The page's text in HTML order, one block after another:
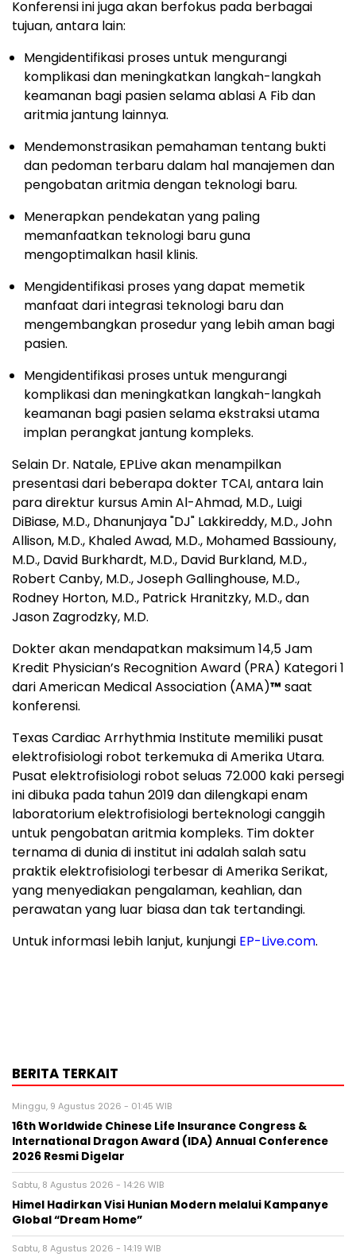
Konferensi ini juga akan berfokus pada berbagai
tujuan, antara lain:
Mengidentifikasi proses untuk mengurangi
komplikasi dan meningkatkan langkah-langkah
keamanan bagi pasien selama ablasi A Fib dan
aritmia jantung lainnya.
Mendemonstrasikan pemahaman tentang bukti
dan pedoman terbaru dalam hal manajemen dan
pengobatan aritmia dengan teknologi baru.
Menerapkan pendekatan yang paling
memanfaatkan teknologi baru guna
mengoptimalkan hasil klinis.
Mengidentifikasi proses yang dapat memetik
manfaat dari integrasi teknologi baru dan
mengembangkan prosedur yang lebih aman bagi
pasien.
Mengidentifikasi proses untuk mengurangi
komplikasi dan meningkatkan langkah-langkah
keamanan bagi pasien selama ekstraksi utama
implan perangkat jantung kompleks.
Selain Dr. Natale, EPLive akan menampilkan
presentasi dari beberapa dokter TCAI, antara lain
para direktur kursus Amin Al-Ahmad, M.D., Luigi
DiBiase, M.D., Dhanunjaya "DJ" Lakkireddy, M.D., John
Allison, M.D., Khaled Awad, M.D., Mohamed Bassiouny,
M.D., David Burkhardt, M.D., David Burkland, M.D.,
Robert Canby, M.D., Joseph Gallinghouse, M.D.,
Rodney Horton, M.D., Patrick Hranitzky, M.D., dan
Jason Zagrodzky, M.D.
Dokter akan mendapatkan maksimum 14,5 Jam
Kredit Physician’s Recognition Award (PRA) Kategori 1
dari American Medical Association (AMA)™ saat
konferensi.
Texas Cardiac Arrhythmia Institute memiliki pusat
elektrofisiologi robot terkemuka di Amerika Utara.
Pusat elektrofisiologi robot seluas 72.000 kaki persegi
ini dibuka pada tahun 2019 dan dilengkapi enam
laboratorium elektrofisiologi berteknologi canggih
untuk pengobatan aritmia kompleks. Tim dokter
ternama di dunia di institut ini adalah salah satu
praktik elektrofisiologi terbesar di Amerika Serikat,
yang menyediakan pengalaman, keahlian, dan
perawatan yang luar biasa dan tak tertandingi.
Untuk informasi lebih lanjut, kunjungi EP-Live.com.
BERITA TERKAIT
Minggu, 9 Agustus 2026 - 01:45 WIB
16th Worldwide Chinese Life Insurance Congress &
International Dragon Award (IDA) Annual Conference
2026 Resmi Digelar
Sabtu, 8 Agustus 2026 - 14:26 WIB
Himel Hadirkan Visi Hunian Modern melalui Kampanye
Global “Dream Home”
Sabtu, 8 Agustus 2026 - 14:19 WIB